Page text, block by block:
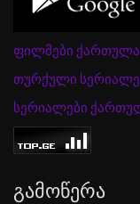
ფილმები
თურქული
სერიალები
Გამოწერა